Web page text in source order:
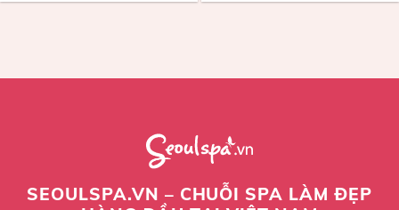
SEOULSPA.VN – CHUỖI SPA LÀM ĐẸP